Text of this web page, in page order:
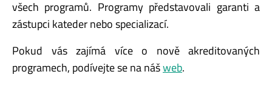
všech programů. Programy představovali garanti a
zástupci kateder nebo specializací.
Pokud vás zajímá více o nově akreditovaných
programech, podívejte se na nášweb.